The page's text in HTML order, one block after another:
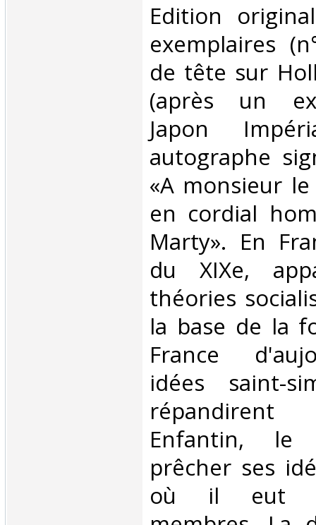
‎Edition
exemplaires
de tête sur
(après un
Japon
autographe
«A monsieur
en cordial
Marty». En
du XIXe,
théories
la base de la
France
idées saint-
Enfantin, le
prêcher ses
où il eut